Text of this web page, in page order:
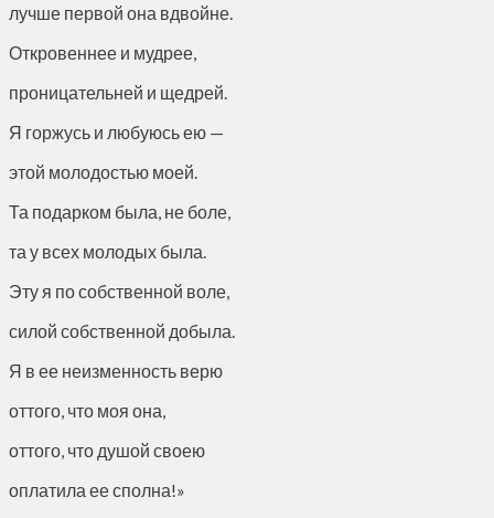
лучше первой она вдвойне.
Откровеннее и мудрее,
проницательней и щедрей.
Я горжусь и любуюсь ею —
этой молодостью моей.
Та подарком была, не боле,
та у всех молодых была.
Эту я по собственной воле,
силой собственной добыла.
Я в ее неизменность верю
оттого, что моя она,
оттого, что душой своею
оплатила ее сполна!»